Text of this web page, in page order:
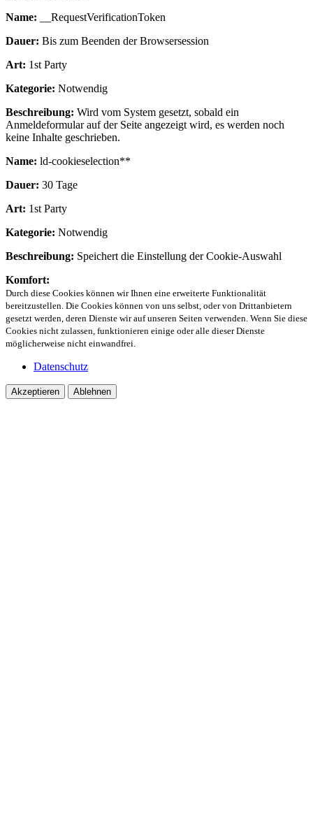
Name: __RequestVerificationToken
Dauer: Bis zum Beenden der Browsersession
Art: 1st Party
Kategorie: Notwendig
Beschreibung: Wird vom System gesetzt, sobald ein
Anmeldeformular auf der Seite angezeigt wird, es werden noch
keine Inhalte geschrieben.
Name: ld-cookieselection**
Dauer: 30 Tage
Art: 1st Party
Kategorie: Notwendig
Beschreibung: Speichert die Einstellung der Cookie-Auswahl
Komfort:
Durch diese Cookies können wir Ihnen eine erweiterte Funktionalität
bereitzustellen. Die Cookies können von uns selbst, oder von Drittanbietern
gesetzt werden, deren Dienste wir auf unseren Seiten verwenden. Wenn Sie diese
Cookies nicht zulassen, funktionieren einige oder alle dieser Dienste
möglicherweise nicht einwandfrei.
Datenschutz
Akzeptieren Ablehnen